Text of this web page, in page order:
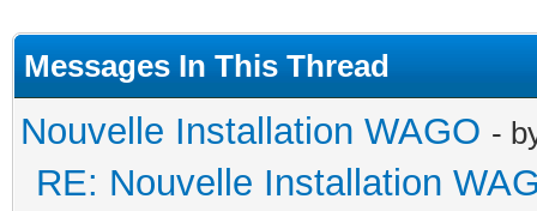
Messages In This Thread
Nouvelle Installation WAGO -
RE: Nouvelle Installation